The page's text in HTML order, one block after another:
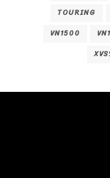
TOURING
VN1500